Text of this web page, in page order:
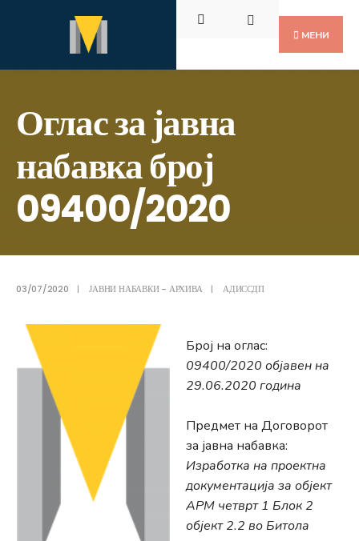
содржината
МЕНИ
Оглас за јавна
набавка број
09400/2020
03/07/2020 | ЈАВНИ НАБАВКИ - АРХИВА | АДИССДП
Број на оглас:
09400/2020 објавен на
29.06.2020 година
Предмет на Договорот
за јавна набавка:
Изработка на проектна
документација за објект
АРМ четврт 1 Блок 2
објект 2.2 во Битола